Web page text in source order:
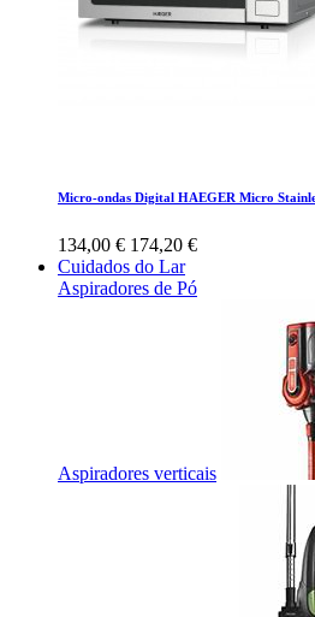
Micro-ondas Digital HAEGER Micro
134,00 € 174,20 €
Cuidados do Lar
Aspiradores de Pó
Aspiradores verticais